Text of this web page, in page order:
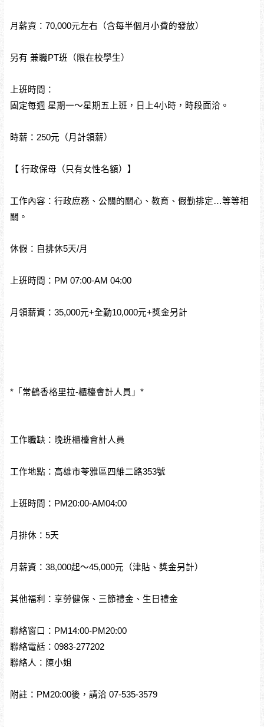
月薪資：70,000元左右（含每半個月小費的發放）
另有 兼職PT班（限在校學生）
上班時間：
固定每週 星期一～星期五上班，日上4小時，時段面洽。
時薪：250元（月計領薪）
【 行政保母（只有女性名額）】
工作內容：行政庶務、公關的關心、教育、假勤排定…等等相
關。
休假：自排休5天/月
上班時間：PM 07:00-AM 04:00
月領薪資：35,000元+全勤10,000元+獎金另計
*「常鶴香格里拉-櫃檯會計人員」*
工作職缺：晚班櫃檯會計人員
工作地點：高雄市苓雅區四維二路353號
上班時間：PM20:00-AM04:00
月排休：5天
月薪資：38,000起～45,000元（津貼、獎金另計）
其他福利：享勞健保、三節禮金、生日禮金
聯絡窗口：PM14:00-PM20:00
聯絡電話：0983-277202
聯絡人：陳小姐
附註：PM20:00後，請洽 07-535-3579